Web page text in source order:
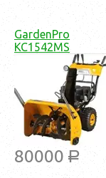
GardenPro
KC1542MS
80000 a